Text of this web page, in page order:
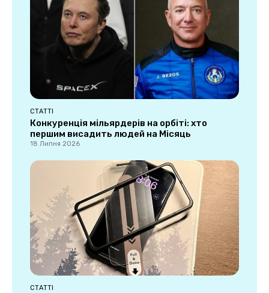
СТАТТІ
Конкуренція мільярдерів на орбіті: хто
першим висадить людей на Місяць
18 Липня 2026
СТАТТІ